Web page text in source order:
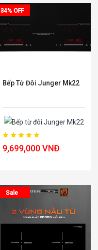
34% OFF
Bếp Từ Đôi Junger Mk22
9,699,000 VNĐ
Sale